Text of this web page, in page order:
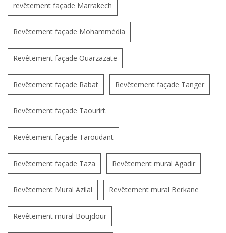
revêtement façade Marrakech
Revêtement façade Mohammédia
Revêtement façade Ouarzazate
Revêtement façade Rabat Revêtement façade Tanger
Revêtement façade Taourirt.
Revêtement façade Taroudant
Revêtement façade Taza Revêtement mural Agadir
Revêtement Mural Azilal Revêtement mural Berkane
Revêtement mural Boujdour